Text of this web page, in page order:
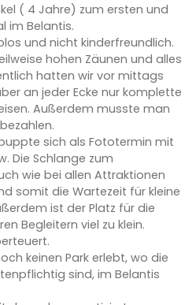
( 4 Jahre) zum ersten und
im Belantis.
und nicht kinderfreundlich.
hohen Zäunen und alles
hatten wir vor mittags
an jeder Ecke nur komplette
Außerdem musste man
sich als Fototermin mit
Die Schlange zum
wie bei allen Attraktionen
somit die Wartezeit für kleine
ist der Platz für die
Begleitern viel zu klein.
keinen Park erlebt, wo die
sind, im Belantis